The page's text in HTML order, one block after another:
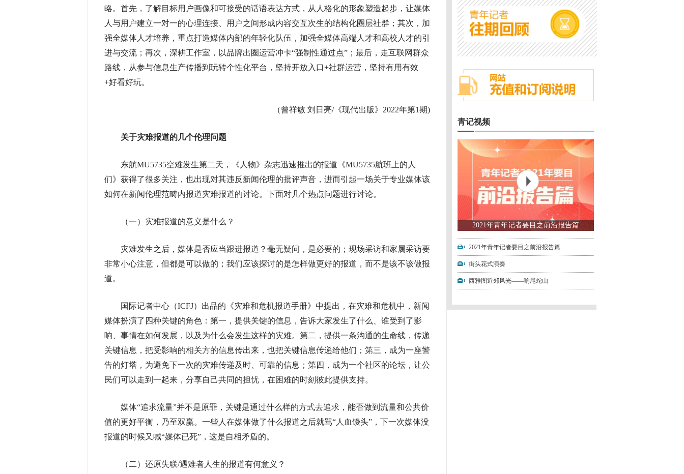
略。首先，了解目标用户画像和可接受的话语表达方式，从人格化的形象塑造起步，让媒体
人与用户建立一对一的心理连接、用户之间形成内容交互次生的结构化圈层社群；其次，加
强全媒体人才培养，重点打造媒体内部的年轻化队伍，加强全媒体高端人才和高校人才的引
进与交流；再次，深耕工作室，以品牌出圈运营冲卡“强制性通过点”；最后，走互联网群众
路线，从参与信息生产传播到玩转个性化平台，坚持开放入口+社群运营，坚持有用有效
+好看好玩。
（曾祥敏 刘日亮/《现代出版》2022年第1期)
关于灾难报道的几个伦理问题
东航MU5735空难发生第二天，《人物》杂志迅速推出的报道《MU5735航班上的人
们》获得了很多关注，也出现对其违反新闻伦理的批评声音，进而引起一场关于专业媒体该
如何在新闻伦理范畴内报道灾难报道的讨论。下面对几个热点问题进行讨论。
（一）灾难报道的意义是什么？
灾难发生之后，媒体是否应当跟进报道？毫无疑问，是必要的；现场采访和家属采访要
非常小心注意，但都是可以做的；我们应该探讨的是怎样做更好的报道，而不是该不该做报
道。
国际记者中心（ICFJ）出品的《灾难和危机报道手册》中提出，在灾难和危机中，新闻
媒体扮演了四种关键的角色：第一，提供关键的信息，告诉大家发生了什么、谁受到了影
响、事情在如何发展，以及为什么会发生这样的灾难。第二，提供一条沟通的生命线，传递
关键信息，把受影响的相关方的信息传出来，也把关键信息传递给他们；第三，成为一座警
告的灯塔，为避免下一次的灾难传递及时、可靠的信息；第四，成为一个社区的论坛，让公
民们可以走到一起来，分享自己共同的担忧，在困难的时刻彼此提供支持。
媒体“追求流量”并不是原罪，关键是通过什么样的方式去追求，能否做到流量和公共价
值的更好平衡，乃至双赢。一些人在媒体做了什么报道之后就骂“人血馒头”，下一次媒体没
报道的时候又喊“媒体已死”，这是自相矛盾的。
（二）还原失联/遇难者人生的报道有何意义？
青记视频
2021年青年记者要目之前沿报告篇
2021年青年记者要目之前沿报告篇
街头花式演奏
西雅图近郊风光——响尾蛇山